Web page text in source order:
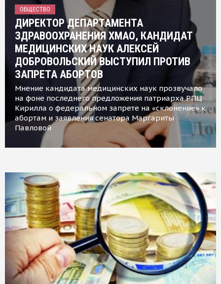
ОБЩЕСТВО
ДИРЕКТОР ДЕПАРТАМЕНТА
ЗДРАВООХРАНЕНИЯ ХМАО, КАНДИДАТ
МЕДИЦИНСКИХ НАУК АЛЕКСЕЙ
ДОБРОВОЛЬСКИЙ ВЫСТУПИЛ ПРОТИВ
ЗАПРЕТА АБОРТОВ
Мнение кандидата медицинских наук прозвучало
на фоне последнего предложения патриарха РПЦ
Кирилла о федеральном запрете на «склонение» к
абортам и заявления сенатора Маргариты
Павловой